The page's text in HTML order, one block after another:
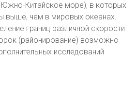
Южно-Китайское море), в которых
выше, чем в мировых океанах.
границ различной скорости
(районирование) возможно
исследований